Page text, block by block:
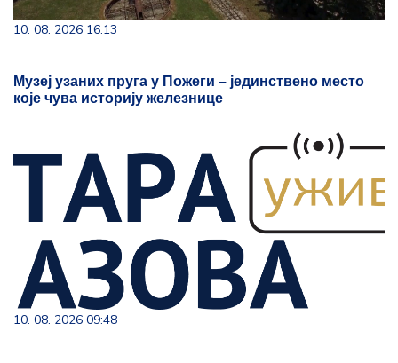
10. 08. 2026 16:13
Музеј узаних пруга у Пожеги – јединствено место
које чува историју железнице
10. 08. 2026 09:48